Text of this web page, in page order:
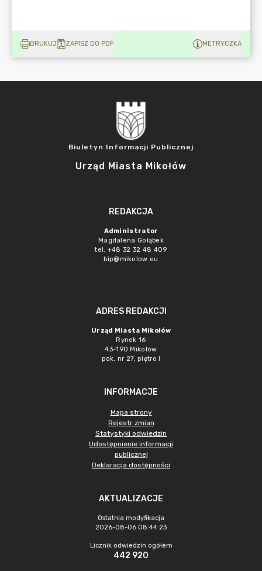
DRUKUJ ZAPISZ DO PDF METRYCZKA
Biuletyn Informacji Publicznej
Urząd Miasta Mikołów
REDAKCJA
Administrator
Magdalena Gołąbek
tel. +48 32 32 48 409
bip@mikolow.eu
ADRES REDAKCJI
Urząd Miasta Mikołów
Rynek 16
43-190 Mikołów
pok. nr 27, piętro I
INFORMACJE
Mapa strony
Rejestr zmian
Statystyki odwiedzin
Udostępnienie informacji
publicznej
Deklaracja dostępności
AKTUALIZACJE
Ostatnia modyfikacja
2026-08-06 08:44:23
Licznik odwiedzin ogółem
442 920